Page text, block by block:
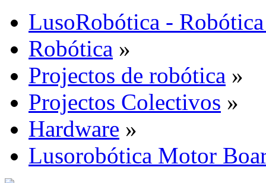
LusoRobótica -
Robótica »
Projectos de robótica »
Projectos Colectivos »
Hardware »
Lusorobótica Motor